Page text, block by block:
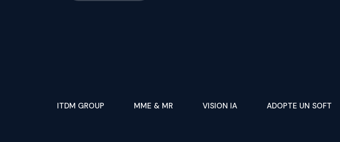
ITDM GROUP MME & MR VISION IA ADOPTE UN SOFT